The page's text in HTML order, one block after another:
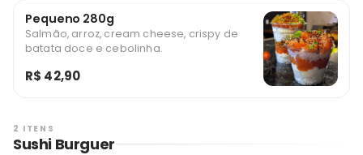
Pequeno 280g
Salmão, arroz, cream cheese, crispy de
batata doce e cebolinha.
R$ 42,90
2 ITENS
Sushi Burguer